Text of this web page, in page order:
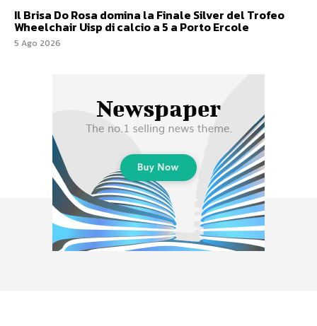
Il Brisa Do Rosa domina la Finale Silver del Trofeo
Wheelchair Uisp di calcio a 5 a Porto Ercole
5 Ago 2026